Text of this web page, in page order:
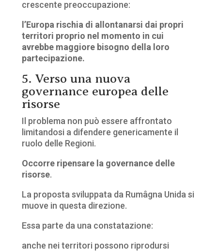
crescente preoccupazione:
l’Europa rischia di allontanarsi dai propri
territori proprio nel momento in cui
avrebbe maggiore bisogno della loro
partecipazione.
5. Verso una nuova
governance europea delle
risorse
Il problema non può essere affrontato
limitandosi a difendere genericamente il
ruolo delle Regioni.
Occorre ripensare la governance delle
risorse.
La proposta sviluppata da Rumâgna Unida si
muove in questa direzione.
Essa parte da una constatazione:
anche nei territori possono riprodursi